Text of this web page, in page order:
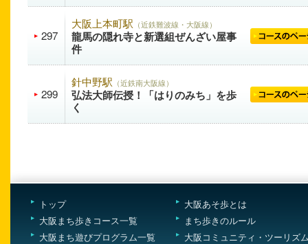
297
大阪上本町駅 （近鉄難波線・大阪線）
龍馬の隠れ寺と新選組ぜんざい屋事
件
299
針中野駅 （近鉄南大阪線）
弘法大師伝授！「はりのみち」を歩
く
トップ
大阪まち歩きコース一覧
大阪まち遊びプログラム一覧
大阪あそ歩とは
まち歩きのルール
大阪コミュニティ・ツーリズ